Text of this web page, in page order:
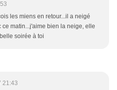
les miens en retour...il a neigé
ce matin...j'aime bien la neige, elle
soirée à toi
21:43